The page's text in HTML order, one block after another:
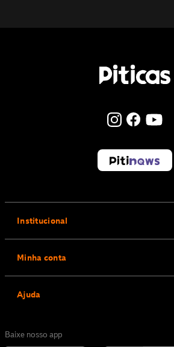
Institucional
Minha conta
Ajuda
Baixe nosso app